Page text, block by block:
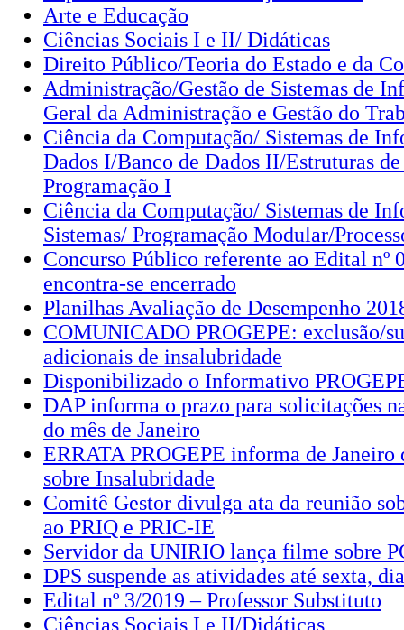
Arte e Educação
Ciências Sociais I e II/ Didáticas
Direito Público/Teoria do Estado e da
Administração/Gestão de Sistemas de
Geral da Administração e Gestão do
Ciência da Computação/ Sistemas de
Dados I/Banco de Dados II/Estruturas
Programação I
Ciência da Computação/ Sistemas de
Sistemas/ Programação Modular/
Concurso Público referente ao Edital nº
encontra-se encerrado
Planilhas Avaliação de Desempenho
COMUNICADO PROGEPE: exclusão/
adicionais de insalubridade
Disponibilizado o Informativo
DAP informa o prazo para solicitações
do mês de Janeiro
ERRATA PROGEPE informa de
sobre Insalubridade
Comitê Gestor divulga ata da reunião
ao PRIQ e PRIC-IE
Servidor da UNIRIO lança filme sobre
DPS suspende as atividades até sexta,
Edital nº 3/2019 – Professor Substituto
Ciências Sociais I e II/Didáticas